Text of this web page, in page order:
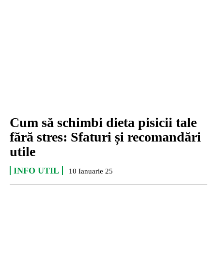
Cum să schimbi dieta pisicii tale
fără stres: Sfaturi și recomandări
utile
INFO UTIL 10 Ianuarie 25